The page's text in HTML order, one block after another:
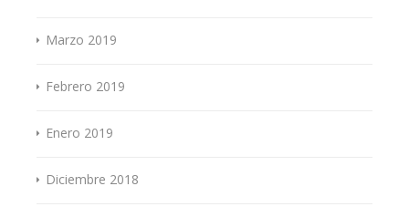
Marzo 2019
Febrero 2019
Enero 2019
Diciembre 2018